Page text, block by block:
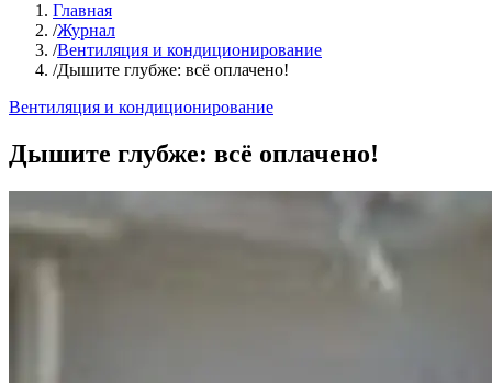
Главная
/Журнал
/Вентиляция и кондиционирование
/Дышите глубже: всё оплачено!
Вентиляция и кондиционирование
Дышите глубже: всё оплачено!